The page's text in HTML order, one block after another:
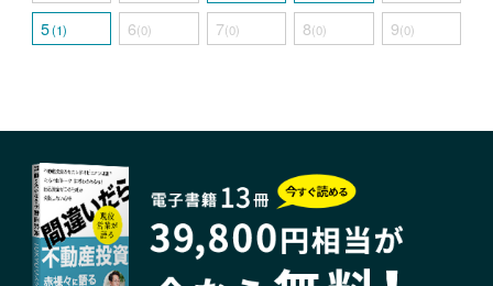
5(1) 6(0) 7(0) 8(0) 9(0)